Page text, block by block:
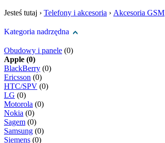
Jesteś tutaj › Telefony i akcesoria › Akcesoria GSM
Kategoria nadrzędna
Obudowy i panele (0)
Apple (0)
BlackBerry (0)
Ericsson (0)
HTC/SPV (0)
LG (0)
Motorola (0)
Nokia (0)
Sagem (0)
Samsung (0)
Siemens (0)